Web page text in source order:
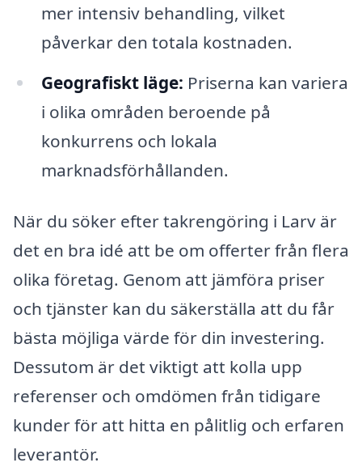
mer intensiv behandling, vilket
påverkar den totala kostnaden.
Geografiskt läge: Priserna kan variera
i olika områden beroende på
konkurrens och lokala
marknadsförhållanden.
När du söker efter takrengöring i Larv är
det en bra idé att be om offerter från flera
olika företag. Genom att jämföra priser
och tjänster kan du säkerställa att du får
bästa möjliga värde för din investering.
Dessutom är det viktigt att kolla upp
referenser och omdömen från tidigare
kunder för att hitta en pålitlig och erfaren
leverantör.